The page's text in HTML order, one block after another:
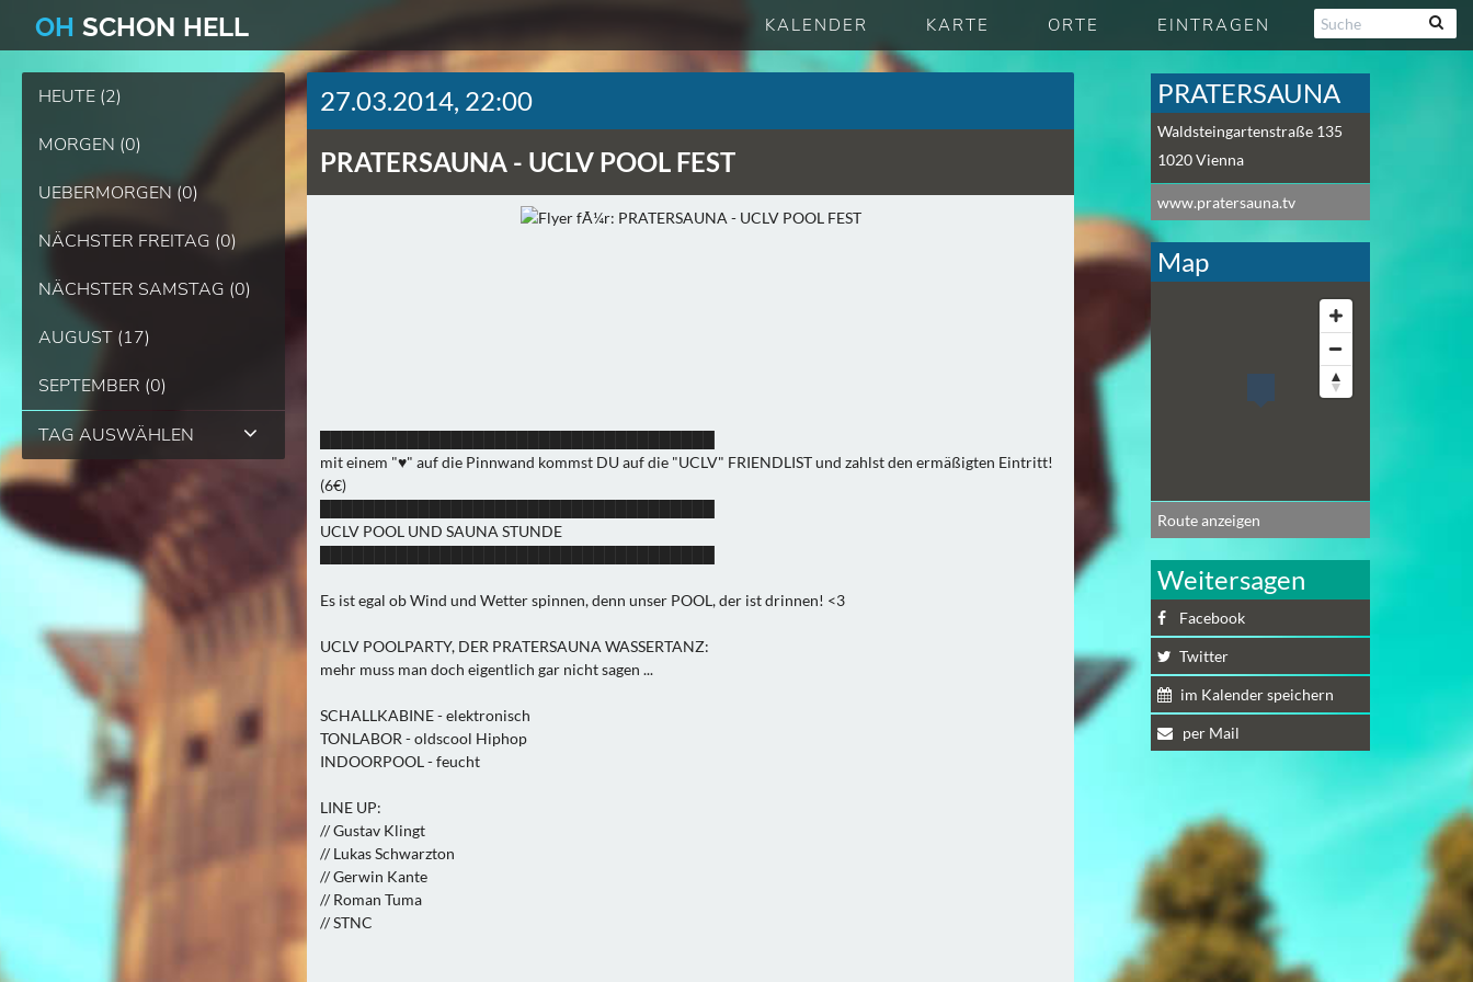
OH SCHON HELL KALENDER KARTE ORTE EINTRAGEN
HEUTE (2)
MORGEN (0)
UEBERMORGEN (0)
NÄCHSTER FREITAG (0)
NÄCHSTER SAMSTAG (0)
AUGUST (17)
SEPTEMBER (0)
TAG AUSWÄHLEN
27.03.2014, 22:00
PRATERSAUNA - UCLV POOL FEST
mit einem "♥" auf die Pinnwand kommst DU auf die "UCLV" FRIENDLIST und zahlst den ermäßigten Eintritt!
(6€)
UCLV POOL UND SAUNA STUNDE
Es ist egal ob Wind und Wetter spinnen, denn unser POOL, der ist drinnen! <3
UCLV POOLPARTY, DER PRATERSAUNA WASSERTANZ:
mehr muss man doch eigentlich gar nicht sagen ...
SCHALLKABINE - elektronisch
TONLABOR - oldscool Hiphop
INDOORPOOL - feucht
LINE UP:
// Gustav Klingt
// Lukas Schwarzton
// Gerwin Kante
// Roman Tuma
// STNC
PRATERSAUNA
Waldsteingartenstraße 135
1020Vienna
www.pratersauna.tv
Map
Route anzeigen
Weitersagen
Facebook
Twitter
im Kalender speichern
per Mail